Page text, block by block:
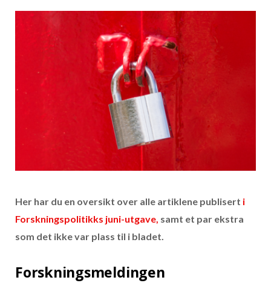
Her har du en oversikt over alle artiklene publisert i
Forskningspolitikks juni-utgave, samt et par ekstra
som det ikke var plass til i bladet.
Forskningsmeldingen